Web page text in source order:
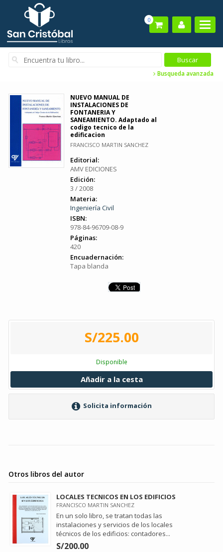
0
Busqueda avanzada
NUEVO MANUAL DE
INSTALACIONES DE
FONTANERIA Y
SANEAMIENTO. Adaptado al
codigo tecnico de la
edificacion
FRANCISCO MARTIN SANCHEZ
Editorial:
AMV EDICIONES
Edición:
3 / 2008
Materia:
Ingeniería Civil
ISBN:
978-84-96709-08-9
Páginas:
420
Encuadernación:
Tapa blanda
S/225.00
Disponible
Añadir a la cesta
Solicita información
Otros libros del autor
LOCALES TECNICOS EN LOS EDIFICIOS
FRANCISCO MARTIN SANCHEZ
En un solo libro, se tratan todas las
instalaciones y servicios de los locales
técnicos de los edificios: contadores...
S/200.00